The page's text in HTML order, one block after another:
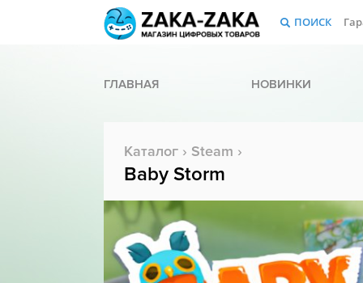
ПОИСК
ГЛАВНАЯ НОВИНКИ
Каталог › Steam ›
Baby Storm